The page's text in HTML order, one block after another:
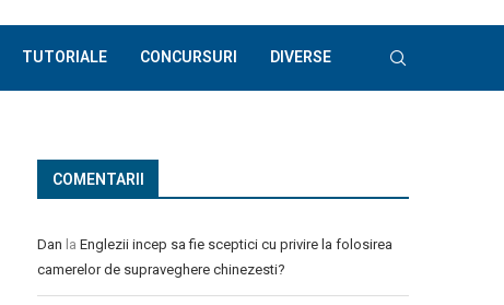
TUTORIALE CONCURSURI DIVERSE
COMENTARII
Dan la Englezii incep sa fie sceptici cu privire la folosirea
camerelor de supraveghere chinezesti?